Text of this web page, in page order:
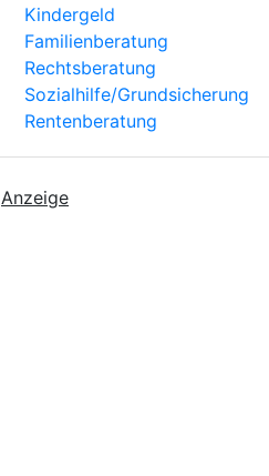
Kindergeld
Familienberatung
Rechtsberatung
Sozialhilfe/Grundsicherung
Rentenberatung
Anzeige